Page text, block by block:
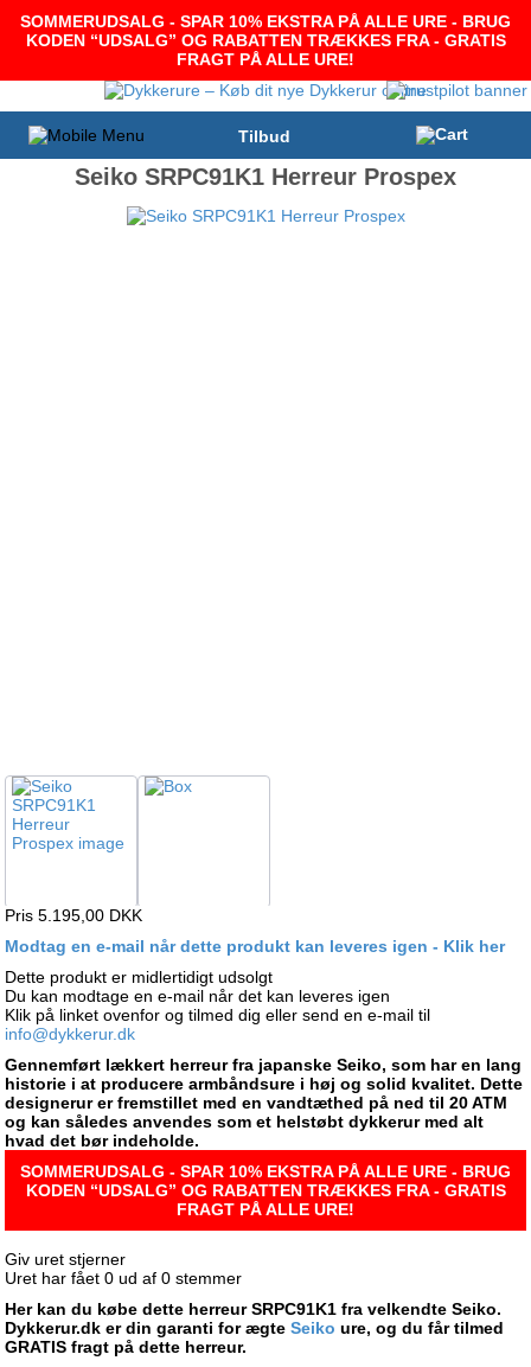
SOMMERUDSALG - SPAR 10% EKSTRA PÅ ALLE URE - BRUG
KODEN “UDSALG” OG RABATTEN TRÆKKES FRA - GRATIS
FRAGT PÅ ALLE URE!
Tilbud
Seiko SRPC91K1 Herreur Prospex
Pris 5.195,00 DKK
Modtag en e-mail når dette produkt kan leveres igen - Klik her
Dette produkt er midlertidigt udsolgt
Du kan modtage en e-mail når det kan leveres igen
Klik på linket ovenfor og tilmed dig eller send en e-mail til
info@dykkerur.dk
Gennemført lækkert herreur fra japanske Seiko, som har en lang
historie i at producere armbåndsure i høj og solid kvalitet. Dette
designerur er fremstillet med en vandtæthed på ned til 20 ATM
og kan således anvendes som et helstøbt dykkerur med alt
hvad det bør indeholde.
SOMMERUDSALG - SPAR 10% EKSTRA PÅ ALLE URE - BRUG
KODEN “UDSALG” OG RABATTEN TRÆKKES FRA - GRATIS
FRAGT PÅ ALLE URE!
Giv uret stjerner
Uret har fået 0 ud af 0 stemmer
Her kan du købe dette herreur SRPC91K1 fra velkendte Seiko.
Dykkerur.dk er din garanti for ægte Seiko ure, og du får tilmed
GRATIS fragt på dette herreur.